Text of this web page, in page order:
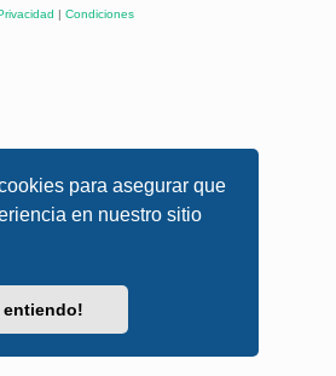
para asegurar que
en nuestro sitio
entiendo!
| Condiciones